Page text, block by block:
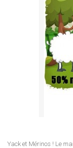
Yack et Mérinos ! Le